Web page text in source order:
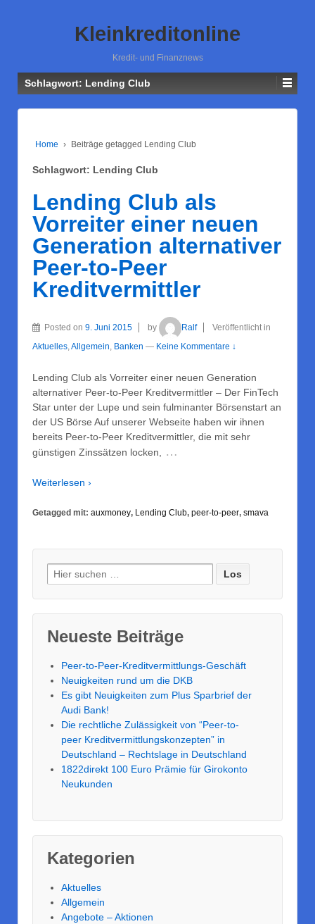
Kleinkreditonline
Kredit- und Finanznews
Schlagwort: Lending Club
Home › Beiträge getagged Lending Club
Schlagwort: Lending Club
Lending Club als
Vorreiter einer neuen
Generation alternativer
Peer-to-Peer
Kreditvermittler
Posted on 9. Juni 2015 by Ralf
Veröffentlicht in
Aktuelles,Allgemein, Banken — Keine Kommentare ↓
Lending Club als Vorreiter einer neuen Generation
alternativer Peer-to-Peer Kreditvermittler – Der FinTech
Star unter der Lupe und sein fulminanter Börsenstart an
der US Börse Auf unserer Webseite haben wir ihnen
bereits Peer-to-Peer Kreditvermittler, die mit sehr
günstigen Zinssätzen locken,
…
Weiterlesen ›
Getagged mit: auxmoney, Lending Club, peer-to-peer, smava
Suche nach:
Neueste Beiträge
Peer-to-Peer-Kreditvermittlungs-Geschäft
Neuigkeiten rund um die DKB
Es gibt Neuigkeiten zum Plus Sparbrief der
Audi Bank!
Die rechtliche Zulässigkeit von “Peer-to-
peer Kreditvermittlungskonzepten” in
Deutschland – Rechtslage in Deutschland
1822direkt 100 Euro Prämie für Girokonto
Neukunden
Kategorien
Aktuelles
Allgemein
Angebote – Aktionen